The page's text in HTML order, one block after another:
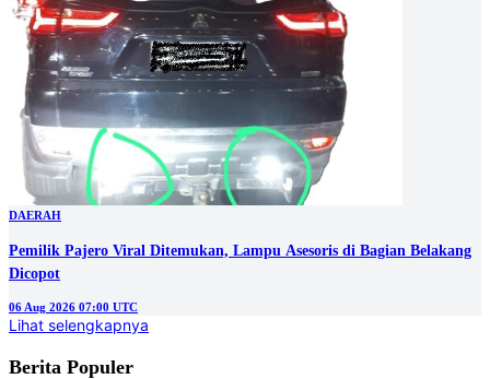
DAERAH
Pemilik Pajero Viral Ditemukan, Lampu Asesoris di Bagian Belakang
Dicopot
06 Aug 2026 07:00 UTC
Lihat selengkapnya
Berita Populer